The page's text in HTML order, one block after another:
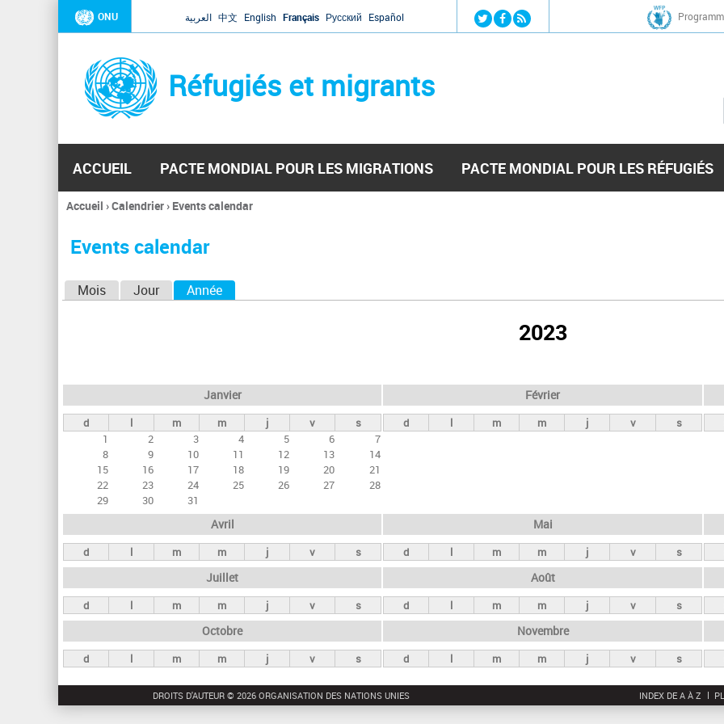
Jump to navigation
ONU العربية 中文 English Français Русский Español
Réfugiés et migrants
ACCUEIL PACTE MONDIAL POUR LES MIGRATIONS PACTE MONDIAL POUR LES RÉFUGIÉS
Vous
ici
Accueil ›Calendrier› Events calendar
Events calendar
e
t
s
n
c
i
p
a
x
Mois Jour Année
2023
Janvier
d l m m j v
s
1
2 3 4 5 6
7
8
9 10 11 12 13
14
15
16 17 18 19 20
21
22
23 24 25 26 27
28
29
30 31
Février
d l m m j v s
Avril
d l m m j v s
Mai
d l m m j v s
Juillet
d l m m j v s
Août
d l m m j v s
Octobre
d l m m j v s
Novembre
d l m m j v s
DROITS D'AUTEUR © 2026 ORGANISATION DES NATIONS UNIES INDEX DE A À Z